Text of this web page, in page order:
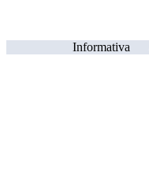
Informativa